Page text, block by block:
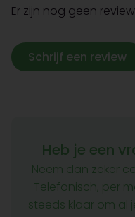
Er zijn nog geen
Schrijf een review
Heb je een
Neem dan zeker
Telefonisch, per
steeds klaar om al